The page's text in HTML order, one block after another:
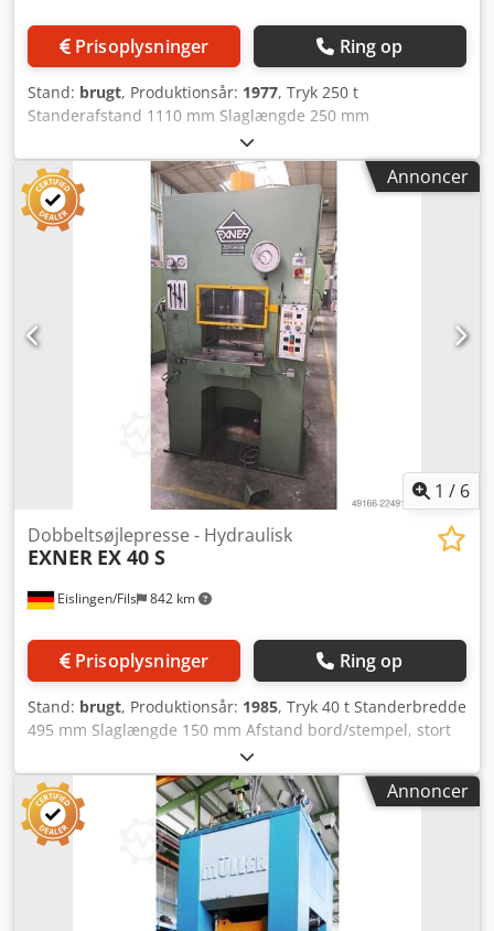
Prisoplysninger Ring op
Stand: brugt, Produktionsår: 1977, Tryk 250 t
Standerafstand 1110 mm Slaglængde 250 mm
Dcedozrpthopfx Ab Tek Afstand bord/stempel, stor slag
øverst, justering øverst 500 mm Bordflade 1100 x 900 mm
Bordhøjde over gulv 950 mm Sidetårnsfrihøjde 690 mm
Stempelflade 1100 x 900 mm Olieindhold 730 l Drivkraft
56,0 kW Pladsbehov (BxDxH) 2,3 x 1,55 x 3,96 m Med
olieshydraulisk drev, tryk-/tids- og slagafhængig styring,
klippestøddæmpning, dybdestop Ingen fundamentgrav
Annoncer
1 / 6
Eislingen/Fils 842 km
Dobbeltsøjlepresse - Hydraulisk
EXNER EX 40 S
Prisoplysninger Ring op
Stand: brugt, Produktionsår: 1985, Tryk 40 t Standerbredde
495 mm Slaglængde 150 mm Afstand bord/stempel, stort
slag oppe, justerbar oppe 300 mm Bordflade 490 x 400 mm
Gennemgangsåbning i bordet 50 mm Dcedpfx Abezrptbo
Tjk Bordhøjde over gulv 950 mm Sidetårnspassage 155 mm
Stempelflade 150 mm Hastighed ned 480 mm/s Hastighed
op 480 mm/s Arbejds­hastighed 20 mm/s Olieindhold 115 l
Drivkraft 7,5 kW Vægt 2,2 t Pladsbehov (BxDxH) 1,35 x 1,1 x
2,2 m Med oliehydraulisk drev, øvre og nedre slaggrænse,
mekanisk dybdeanslag, to-hånds- og fodbetjening.
Annoncer